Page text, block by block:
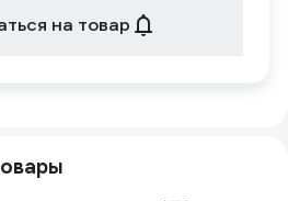
на товар